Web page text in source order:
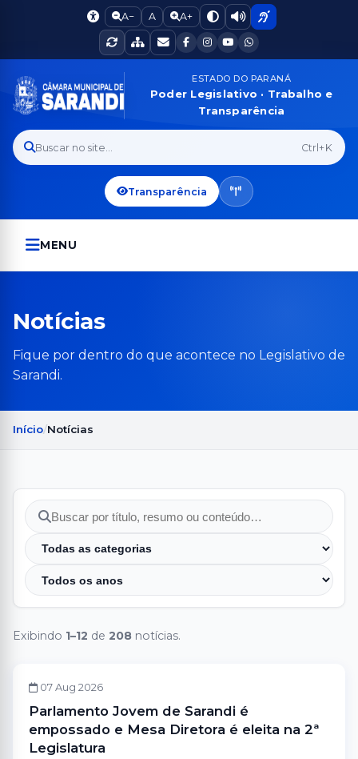
A− A A+
ESTADO DO PARANÁ
Poder Legislativo · Trabalho e
Transparência
Buscar no site... Ctrl+K
Transparência
MENU
Notícias
Fique por dentro do que acontece no Legislativo de
Sarandi.
Início Notícias
Exibindo 1–12 de 208 notícias.
PARLAMENTO JOVEM
07 Aug 2026
Parlamento Jovem de Sarandi é
empossado e Mesa Diretora é eleita na 2ª
Legislatura